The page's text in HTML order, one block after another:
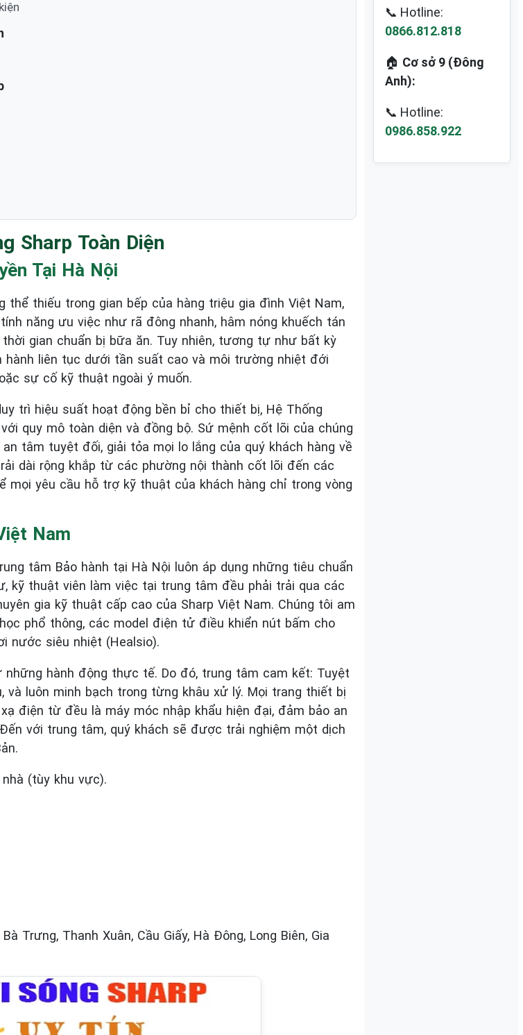
Sharp Toàn Diện
Tại Hà Nội
thiếu trong gian bếp của hàng triệu gia đình Việt Nam,
năng ưu việc như rã đông nhanh, hâm nóng khuếch tán
gian chuẩn bị bữa ăn. Tuy nhiên, tương tự như bất kỳ
liên tục dưới tần suất cao và môi trường nhiệt đới
sự cố kỹ thuật ngoài ý muốn.
trì hiệu suất hoạt động bền bỉ cho thiết bị, Hệ Thống
quy mô toàn diện và đồng bộ. Sứ mệnh cốt lõi của chúng
tâm tuyệt đối, giải tỏa mọi lo lắng của quý khách hàng về
dài rộng khắp từ các phường nội thành cốt lõi đến các
yêu cầu hỗ trợ kỹ thuật của khách hàng chỉ trong vòng
Nam
tâm Bảo hành tại Hà Nội luôn áp dụng những tiêu chuẩn
kỹ thuật viên làm việc tại trung tâm đều phải trải qua các
gia kỹ thuật cấp cao của Sharp Việt Nam. Chúng tôi am
phổ thông, các model điện tử điều khiển nút bấm cho
nước siêu nhiệt (Healsio).
hành động thực tế. Do đó, trung tâm cam kết: Tuyệt
luôn minh bạch trong từng khâu xử lý. Mọi trang thiết bị
điện từ đều là máy móc nhập khẩu hiện đại, đảm bảo an
với trung tâm, quý khách sẽ được trải nghiệm một dịch
(tùy khu vực).
Trưng, Thanh Xuân, Cầu Giấy, Hà Đông, Long Biên, Gia
📞 Hotline:
0866.812.818
🏠 Cơ sở 9 (Đông
Anh):
📞 Hotline:
0986.858.922